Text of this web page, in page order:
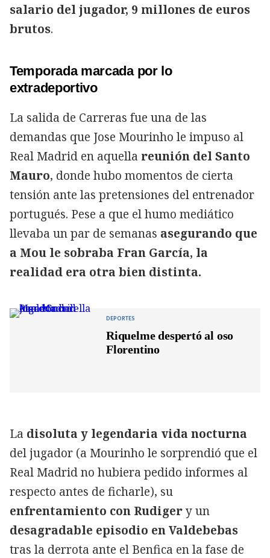
salario del jugador, 9 millones de euros
brutos.
Temporada marcada por lo
extradeportivo
La salida de Carreras fue una de las
demandas que Jose Mourinho le impuso al
Real Madrid en aquella reunión del Santo
Mauro, donde hubo momentos de cierta
tensión ante las pretensiones del entrenador
portugués. Pese a que el humo mediático
llevaba un par de semanas asegurando que
a Mou le sobraba Fran García, la
realidad era otra bien distinta.
DEPORTES
Riquelme despertó al oso
Florentino
La disoluta y legendaria vida nocturna
del jugador (a Mourinho le sorprendió que el
Real Madrid no hubiera pedido informes al
respecto antes de ficharle), su
enfrentamiento con Rudigery un
desagradable episodio en Valdebebas
tras la derrota ante el Benfica en la fase de